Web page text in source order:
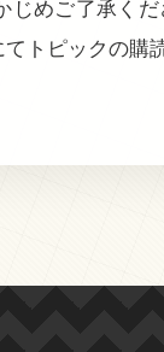
じめご了承くだ
トピックの購